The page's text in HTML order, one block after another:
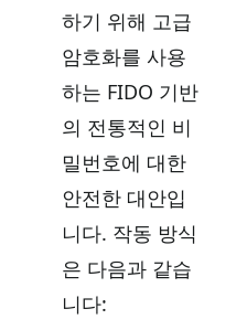
하기 위해 고급
암호화를 사용
하는 FIDO 기반
의 전통적인 비
밀번호에 대한
안전한 대안입
니다. 작동 방식
은 다음과 같습
니다: